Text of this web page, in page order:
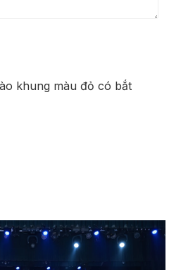
khung màu đỏ có bắt